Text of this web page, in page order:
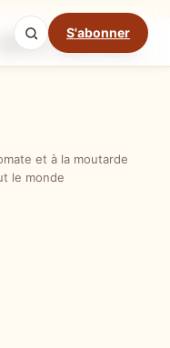
S'abonner
Ingrédients Étapes
Mode cuisine
et à la moutarde
le monde